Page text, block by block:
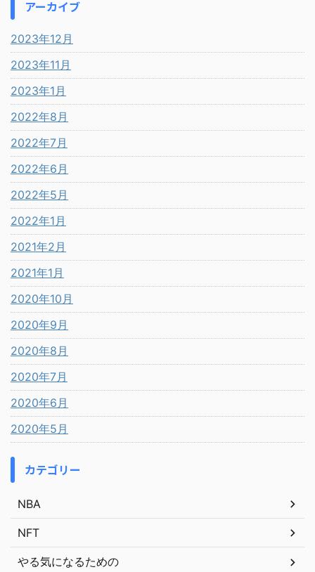
アーカイブ
2023年12月
2023年11月
2023年1月
2022年8月
2022年7月
2022年6月
2022年5月
2022年1月
2021年2月
2021年1月
2020年10月
2020年9月
2020年8月
2020年7月
2020年6月
2020年5月
カテゴリー
NBA
NFT
やる気になるための